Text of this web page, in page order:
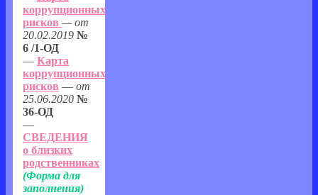
коррупционных
рисков — от
20.02.2019 №
6 /1-ОД
— Карта
коррупционных
рисков — от
25.06.2020 №
36-ОД
—
СВЕДЕНИЯ
о близких
родственниках
(Форма для
заполнения)